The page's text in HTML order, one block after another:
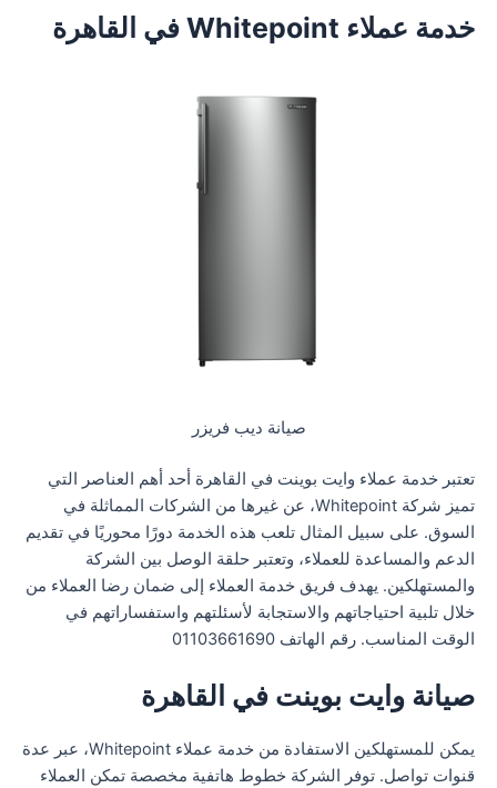
خدمة عملاء Whitepoint في القاهرة
صيانة ديب فريزر
تعتبر خدمة عملاء وايت بوينت في القاهرة أحد أهم العناصر التي
تميز شركة Whitepoint، عن غيرها من الشركات المماثلة في
السوق. على سبيل المثال تلعب هذه الخدمة دورًا محوريًا في تقديم
الدعم والمساعدة للعملاء، وتعتبر حلقة الوصل بين الشركة
والمستهلكين. يهدف فريق خدمة العملاء إلى ضمان رضا العملاء من
خلال تلبية احتياجاتهم والاستجابة لأسئلتهم واستفساراتهم في
الوقت المناسب. رقم الهاتف 01103661690
صيانة وايت بوينت في القاهرة
يمكن للمستهلكين الاستفادة من خدمة عملاء Whitepoint، عبر عدة
قنوات تواصل. توفر الشركة خطوط هاتفية مخصصة تمكن العملاء